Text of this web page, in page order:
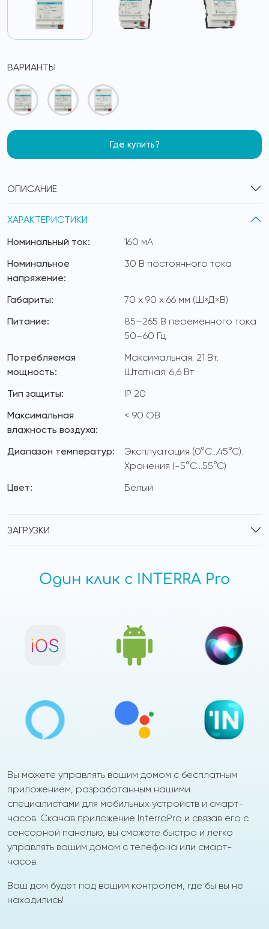
ВАРИАНТЫ
Где купить?
ОПИСАНИЕ
ХАРАКТЕРИСТИКИ
Номинальный ток:
160 мА
Номинальное
напряжение:
30 В постоянного тока
Габариты:
70 x 90 x 66 мм (Ш×Д×В)
Питание:
85–265 В переменного тока
50–60 Гц
Потребляемая
мощность:
Максимальная: 21 Вт.
Штатная: 6,6 Вт
Тип защиты:
IP 20
Максимальная
влажность воздуха:
< 90 ОВ
Диапазон температур:
Эксплуатация (0°C...45°C).
Хранения (-5°C...55°C)
Цвет:
Белый
ЗАГРУЗКИ
Один клик с INTERRA Pro
Вы можете управлять вашим домом с бесплатным
приложением, разработанным нашими
специалистами для мобильных устройств и смарт-
часов. Скачав приложение InterraPro и связав его с
сенсорной панелью, вы сможете быстро и легко
управлять вашим домом с телефона или смарт-
часов.
Ваш дом будет под вашим контролем, где бы вы не
находились!